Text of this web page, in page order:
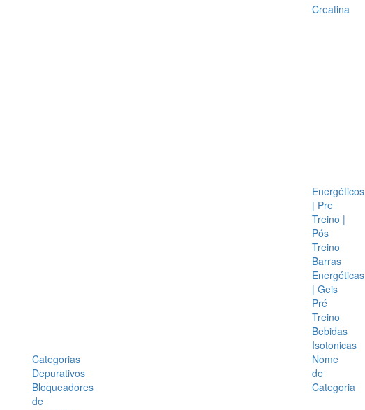
Creatina
Energéticos
| Pre
Treino |
Pós
Treino
Barras
Energéticas
| Geis
Pré
Treino
Bebidas
Isotonicas
Categorias
Depurativos
Bloqueadores
de
Nome
de
Categoria